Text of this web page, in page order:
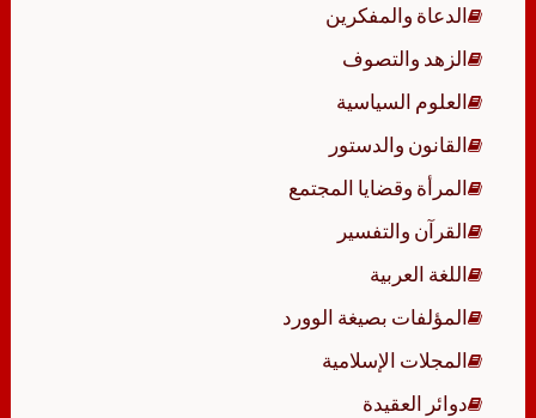
الدعاة والمفكرين
الزهد والتصوف
العلوم السياسية
القانون والدستور
المرأة وقضايا المجتمع
القرآن والتفسير
اللغة العربية
المؤلفات بصيغة الوورد
المجلات الإسلامية
دوائر العقيدة